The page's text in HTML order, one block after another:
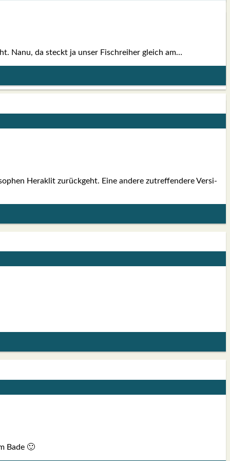
Nanu, da steckt ja unser Fisch­rei­her gleich am…
Hera­klit zurück­geht. Eine ande­re zutref­fen­de­re Ver­si­
Bade 🙂